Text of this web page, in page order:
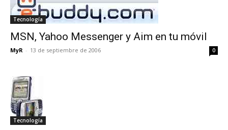
Tecnología
MSN, Yahoo Messenger y Aim en tu móvil
MyR - 13 de septiembre de 2006 0
Tecnología